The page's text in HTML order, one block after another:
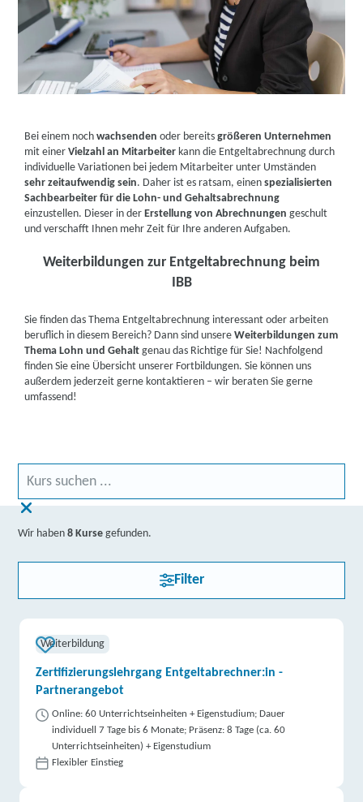
Bei einem nochwachsenden oder bereitsgrößeren Unternehmen
mit einerVielzahl an Mitarbeiter kann die Entgeltabrechnung durch
individuelle Variationen bei jedem Mitarbeiter unter Umständen
sehr zeitaufwendig sein. Daher ist es ratsam, einenspezialisierten
Sachbearbeiter für die Lohn- und Gehaltsabrechnung
einzustellen. Dieser in derErstellung von Abrechnungen geschult
und verschafft Ihnen mehr Zeit für Ihre anderen Aufgaben.
Weiterbildungen zur Entgeltabrechnung beim
IBB
Sie finden das Thema Entgeltabrechnung interessant oder arbeiten
beruflich in diesem Bereich? Dann sind unsereWeiterbildungen zum
Thema Lohn und Gehalt genau das Richtige für Sie! Nachfolgend
finden Sie eine Übersicht unserer Fortbildungen. Sie können uns
außerdem jederzeit gerne kontaktieren – wir beraten Sie gerne
umfassend!
Wir haben8 Kurse gefunden.
Filter
Weiterbildung
Zertifizierungslehrgang Entgeltabrechner:in -
Partnerangebot
Online: 60 Unterrichtseinheiten + Eigenstudium; Dauer
individuell 7 Tage bis 6 Monate; Präsenz: 8 Tage (ca. 60
Unterrichtseinheiten) + Eigenstudium
Flexibler Einstieg